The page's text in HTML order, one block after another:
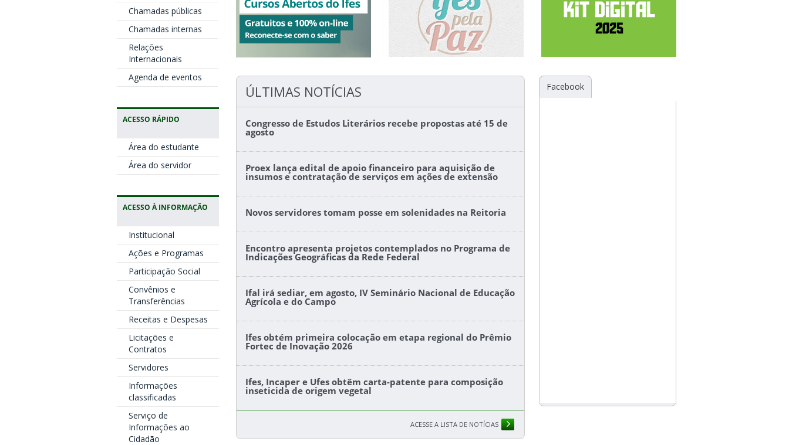
Chamadas públicas
Chamadas internas
Relações
Internacionais
Agenda de eventos
ACESSO RÁPIDO
Área do estudante
Área do servidor
ACESSO À INFORMAÇÃO
Institucional
Ações e Programas
Participação Social
Convênios e
Transferências
Receitas e Despesas
Licitações e
Contratos
Servidores
Informações
classificadas
Serviço de
Informações ao
Cidadão
ÚLTIMAS NOTÍCIAS
Congresso de Estudos Literários recebe propostas até 15 de
agosto
Proex lança edital de apoio financeiro para aquisição de
insumos e contratação de serviços em ações de extensão
Novos servidores tomam posse em solenidades na Reitoria
Encontro apresenta projetos contemplados no Programa de
Indicações Geográficas da Rede Federal
Ifal irá sediar, em agosto, IV Seminário Nacional de Educação
Agrícola e do Campo
Ifes obtém primeira colocação em etapa regional do Prêmio
Fortec de Inovação 2026
Ifes, Incaper e Ufes obtêm carta-patente para composição
inseticida de origem vegetal
ACESSE A LISTA DE NOTÍCIAS
Facebook